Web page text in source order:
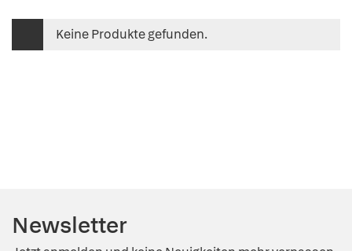
Keine Produkte gefunden.
Newsletter